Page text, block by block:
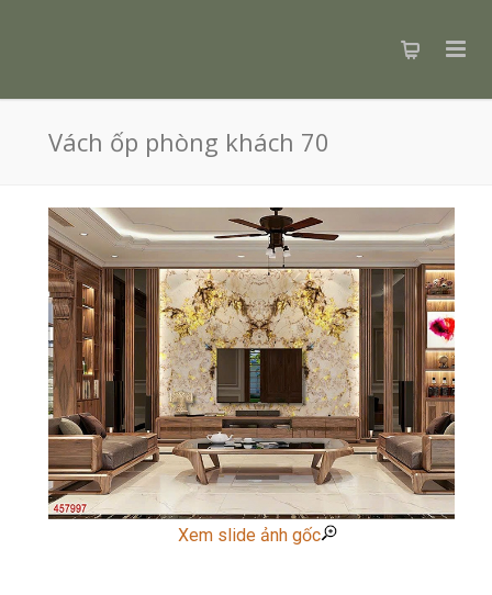
Vách ốp phòng khách 70
Xem slide ảnh gốc